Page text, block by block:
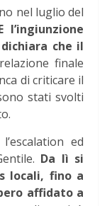
nel luglio del
l’ingiunzione
che il
finale
di criticare il
stati svolti
ed
Da lì si
locali, fino a
affidato a